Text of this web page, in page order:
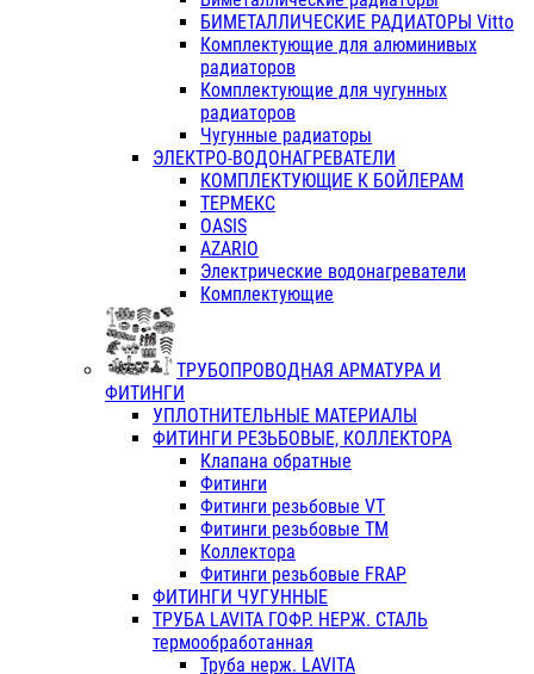
БИМЕТАЛЛИЧЕСКИЕ РАДИАТОРЫ Vitto
Комплектующие для алюминивых
радиаторов
Комплектующие для чугунных
радиаторов
Чугунные радиаторы
ЭЛЕКТРО-ВОДОНАГРЕВАТЕЛИ
КОМПЛЕКТУЮЩИЕ К БОЙЛЕРАМ
ТЕРМЕКС
OASIS
AZARIO
Электрические водонагреватели
Комплектующие
ТРУБОПРОВОДНАЯ АРМАТУРА И
ФИТИНГИ
УПЛОТНИТЕЛЬНЫЕ МАТЕРИАЛЫ
ФИТИНГИ РЕЗЬБОВЫЕ, КОЛЛЕКТОРА
Клапана обратные
Фитинги
Фитинги резьбовые VT
Фитинги резьбовые ТМ
Коллектора
Фитинги резьбовые FRAP
ФИТИНГИ ЧУГУННЫЕ
ТРУБА LAVITA ГОФР. НЕРЖ. СТАЛЬ
термообработанная
Труба нерж. LAVITA